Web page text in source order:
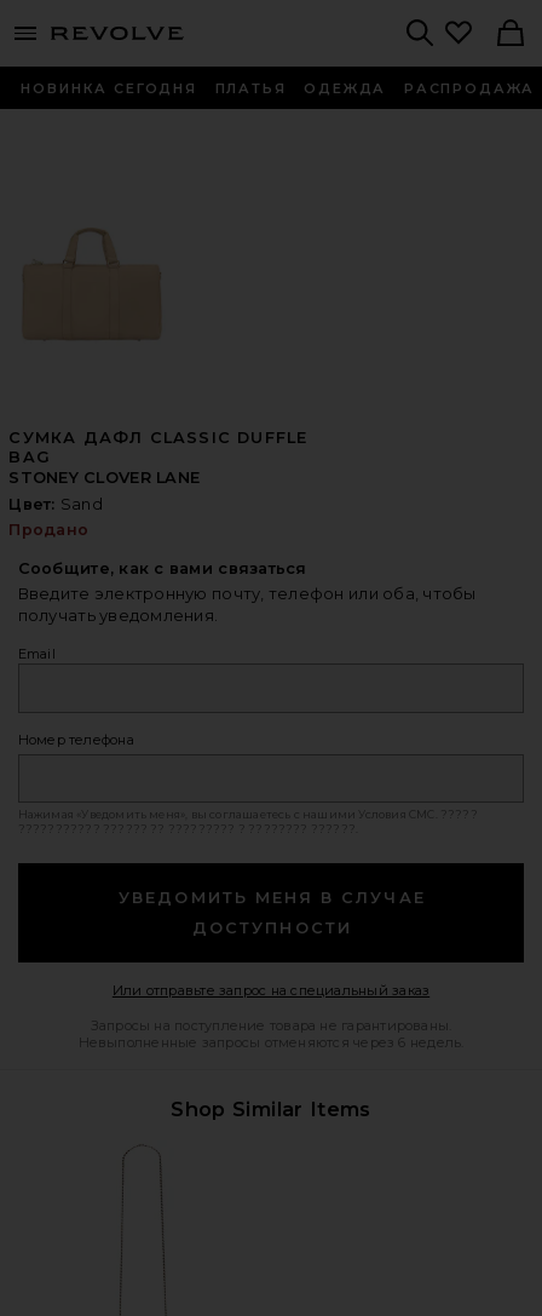
menu - shows more content
НОВИНКА СЕГОДНЯ ПЛАТЬЯ ОДЕЖДА РАСПРОДАЖА
СУМКА ДАФЛ CLASSIC DUFFLE
BAG
STONEY CLOVER LANE
Цвет: Sand
Продано
Сообщите, как с вами связаться
Введите электронную почту, телефон или оба, чтобы
получать уведомления.
Email
Номер телефона
Нажимая «Уведомить меня», вы соглашаетесь с нашими Условия СМС
УВЕДОМИТЬ МЕНЯ В СЛУЧАЕ
ДОСТУПНОСТИ
Или отправьте запрос на специальный заказ
Запросы на поступление товара не гарантированы.
Невыполненные запросы отменяются через 6 недель.
Shop Similar Items